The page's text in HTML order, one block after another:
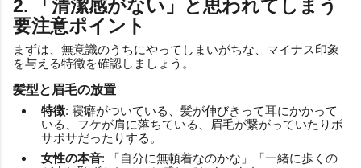
2. 「清潔感がない」と思われてしまう
要注意ポイント
まずは、無意識のうちにやってしまいがちな、マイナス印象
を与える特徴を確認しましょう。
髪型と眉毛の放置
特徴: 寝癖がついている、髪が伸びきって耳にかかって
いる、フケが肩に落ちている、眉毛が繋がっていたりボ
サボサだったりする。
女性の本音: 「自分に無頓着なのかな」「一緒に歩くの